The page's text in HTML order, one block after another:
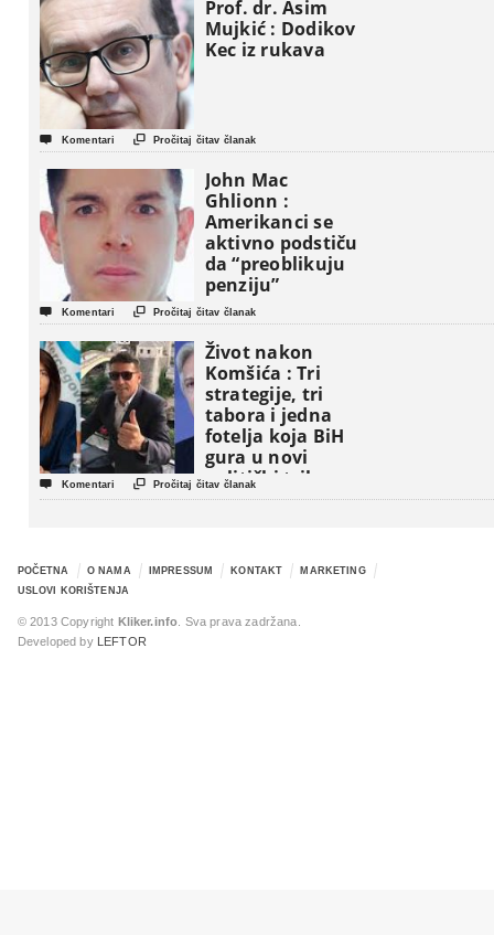
Prof. dr. Asim
Mujkić : Dodikov
Kec iz rukava
 Komentari  Pročitaj čitav članak
John Mac
Ghlionn :
Amerikanci se
aktivno podstiču
da “preoblikuju
penziju”
 Komentari  Pročitaj čitav članak
Život nakon
Komšića : Tri
strategije, tri
tabora i jedna
fotelja koja BiH
gura u novi
politički triler
 Komentari  Pročitaj čitav članak
POČETNA O NAMA IMPRESSUM KONTAKT
MARKETING
USLOVI KORIŠTENJA
© 2013 Copyright Kliker.info . Sva prava zadržana.
Developed by
LEFTOR